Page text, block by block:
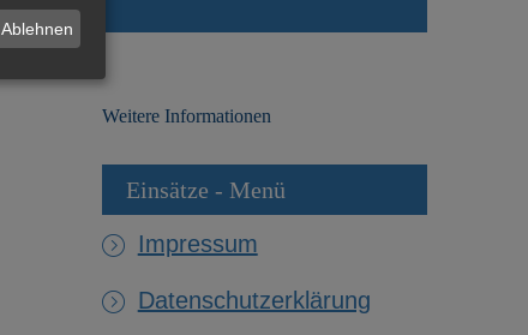
Weitere Informationen
Einsätze - Menü
Impressum
Datenschutzerklärung
Ablehnen